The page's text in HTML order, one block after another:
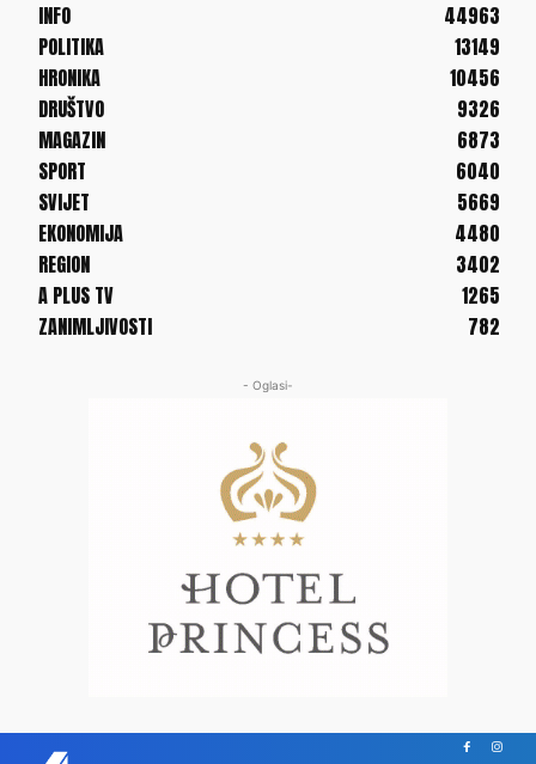
INFO
44963
POLITIKA
13149
HRONIKA
10456
DRUŠTVO
9326
MAGAZIN
6873
SPORT
6040
SVIJET
5669
EKONOMIJA
4480
REGION
3402
A PLUS TV
1265
ZANIMLJIVOSTI
782
- Oglasi-